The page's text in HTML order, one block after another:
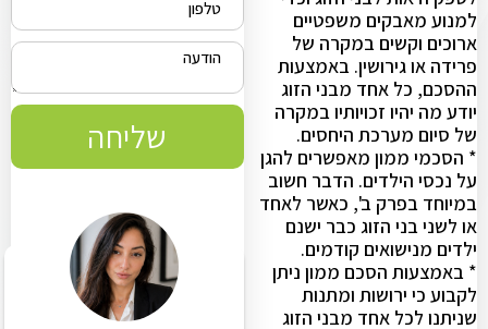
למנוע מאבקים משפטיים
ארוכים וקשים במקרה של
פרידה או גירושין. באמצעות
ההסכם, כל אחד מבני הזוג
יודע מה יהיו זכויותיו במקרה
של סיום מערכת היחסים.
* הסכמי ממון מאפשרים להגן
על נכסי הילדים. הדבר חשוב
במיוחד בפרק ב', כאשר לאחד
או לשני בני הזוג כבר ישנם
ילדים מנישואים קודמים.
* באמצעות הסכם ממון ניתן
לקבוע כי ירושות ומתנות
שניתנו לכל אחד מבני הזוג
שליחה